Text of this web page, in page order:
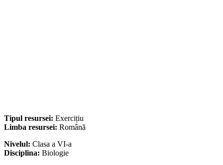
Tipul resursei: Exercițiu
Limba resursei: Română
Nivelul: Clasa a VI-a
Disciplina: Biologie